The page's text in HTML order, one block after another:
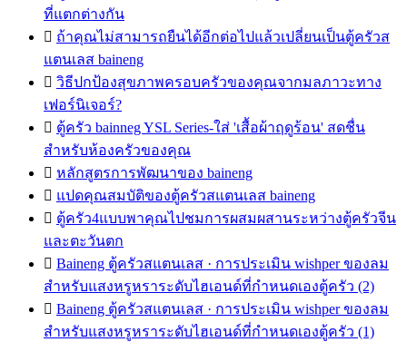
ที่แตกต่างกัน
 ถ้าคุณไม่สามารถยืนได้อีกต่อไปแล้วเปลี่ยนเป็นตู้ครัวส
แตนเลส baineng
 วิธีปกป้องสุขภาพครอบครัวของคุณจากมลภาวะทาง
เฟอร์นิเจอร์?
 ตู้ครัว bainneg YSL Series-ใส่ 'เสื้อผ้าฤดูร้อน' สดชื่น
สำหรับห้องครัวของคุณ
 หลักสูตรการพัฒนาของ baineng
 แปดคุณสมบัติของตู้ครัวสแตนเลส baineng
 ตู้ครัว4แบบพาคุณไปชมการผสมผสานระหว่างตู้ครัวจีน
และตะวันตก
 Baineng ตู้ครัวสแตนเลส · การประเมิน wishper ของลม
สำหรับแสงหรูหราระดับไฮเอนด์ที่กำหนดเองตู้ครัว (2)
 Baineng ตู้ครัวสแตนเลส · การประเมิน wishper ของลม
สำหรับแสงหรูหราระดับไฮเอนด์ที่กำหนดเองตู้ครัว (1)